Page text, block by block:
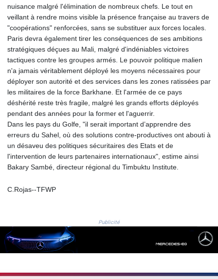
1737.235719
MXN 17.203801
MYR 4.092101
MZN 63.906089
NAD 16.341492
NGN
1364.669969
NOK 9.54487
NZD 1.705305
OMR 0.384496
PAB 1.001866
PEN 3.386533
PGK 4.426427
QAR 3.6622
RON 4.561601
RSD 101.899019
nuisance malgré l'élimination de nombreux chefs. Le tout en
veillant à rendre moins visible la présence française au travers de
"coopérations" renforcées, sans se substituer aux forces locales.
Paris devra également tirer les conséquences de ses ambitions
stratégiques déçues au Mali, malgré d'indéniables victoires
tactiques contre les groupes armés. Le pouvoir politique malien
n'a jamais véritablement déployé les moyens nécessaires pour
déployer son autorité et des services dans les zones ratissées par
les militaires de la force Barkhane. Et l'armée de ce pays
déshérité reste très fragile, malgré les grands efforts déployés
pendant des années pour la former et l'aguerrir.
Dans les pays du Golfe, "il serait important d’apprendre des
erreurs du Sahel, où des solutions contre-productives ont abouti à
un désaveu des politiques sécuritaires des Etats et de
l'intervention de leurs partenaires internationaux", estime ainsi
Bakary Sambé, directeur régional du Timbuktu Institute.
C.Rojas--TFWP
Publicité